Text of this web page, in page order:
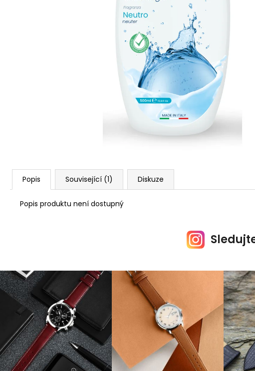
Popis Související (1) Diskuze
Popis produktu není dostupný